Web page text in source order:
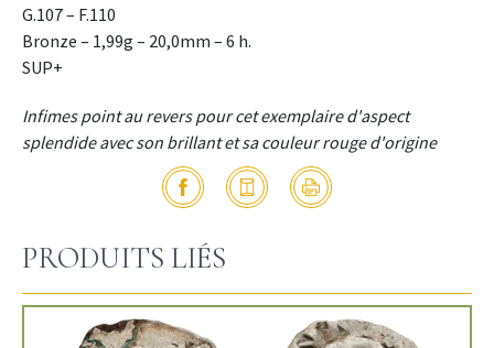
G.107 – F.110
Bronze – 1,99g – 20,0mm – 6 h.
SUP+
Infimes point au revers pour cet exemplaire d'aspect
splendide avec son brillant et sa couleur rouge d'origine
PRODUITS LIÉS